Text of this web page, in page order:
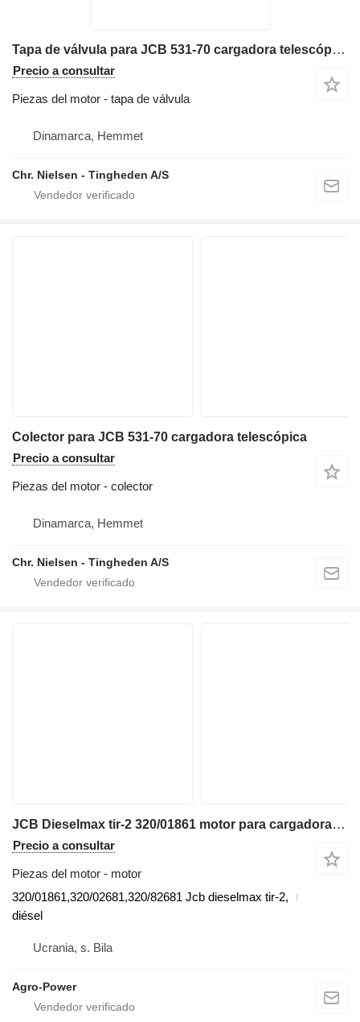
Tapa de válvula para JCB 531-70 cargadora telescópica
Precio a consultar
Piezas del motor - tapa de válvula
Dinamarca, Hemmet
Chr. Nielsen - Tingheden A/S
Colector para JCB 531-70 cargadora telescópica
Precio a consultar
Piezas del motor - colector
Dinamarca, Hemmet
Chr. Nielsen - Tingheden A/S
JCB Dieselmax tir-2 320/01861 motor para cargadora telescópica
Precio a consultar
Piezas del motor - motor
320/01861,320/02681,320/82681 Jcb dieselmax tir-2,
diésel
Ucrania, s. Bila
Agro-Power